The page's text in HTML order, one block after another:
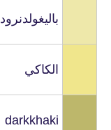
باليغولدنرود
الكاكي
darkkhaki